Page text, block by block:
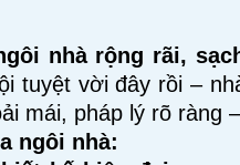
nhà rộng rãi,
tuyệt vời đây rồi –
mái, pháp lý rõ ràng
ngôi nhà: